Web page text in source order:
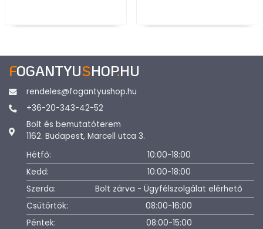
FOGANTYUSHOP.HU
rendeles@fogantyushop.hu
+36-20-343-42-52
Bolt és bemutatóterem
1162. Budapest, Marcell utca 3.
Hétfő:
10:00-18:00
Kedd:
10:00-18:00
Szerda:
Bolt zárva - Ügyfélszolgálat elérhető
Csütörtök:
08:00-16:00
Péntek:
08:00-15:00